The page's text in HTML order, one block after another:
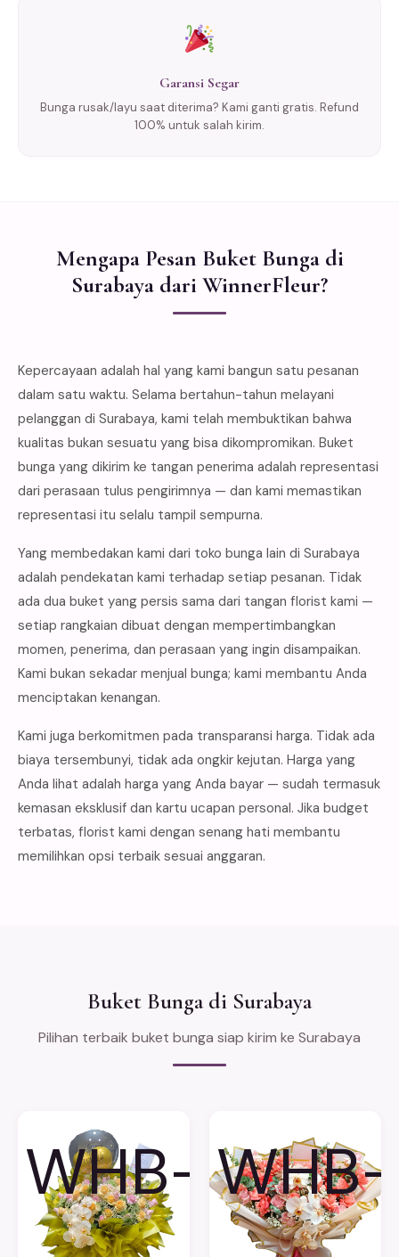
Garansi Segar
Bunga rusak/layu saat diterima? Kami ganti gratis. Refund
100% untuk salah kirim.
Mengapa Pesan Buket Bunga di
Surabaya dari WinnerFleur?
Kepercayaan adalah hal yang kami bangun satu pesanan
dalam satu waktu. Selama bertahun-tahun melayani
pelanggan di Surabaya, kami telah membuktikan bahwa
kualitas bukan sesuatu yang bisa dikompromikan. Buket
bunga yang dikirim ke tangan penerima adalah representasi
dari perasaan tulus pengirimnya — dan kami memastikan
representasi itu selalu tampil sempurna.
Yang membedakan kami dari toko bunga lain di Surabaya
adalah pendekatan kami terhadap setiap pesanan. Tidak
ada dua buket yang persis sama dari tangan florist kami —
setiap rangkaian dibuat dengan mempertimbangkan
momen, penerima, dan perasaan yang ingin disampaikan.
Kami bukan sekadar menjual bunga; kami membantu Anda
menciptakan kenangan.
Kami juga berkomitmen pada transparansi harga. Tidak ada
biaya tersembunyi, tidak ada ongkir kejutan. Harga yang
Anda lihat adalah harga yang Anda bayar — sudah termasuk
kemasan eksklusif dan kartu ucapan personal. Jika budget
terbatas, florist kami dengan senang hati membantu
memilihkan opsi terbaik sesuai anggaran.
Buket Bunga di Surabaya
Pilihan terbaik buket bunga siap kirim ke Surabaya
WHB- WHB-